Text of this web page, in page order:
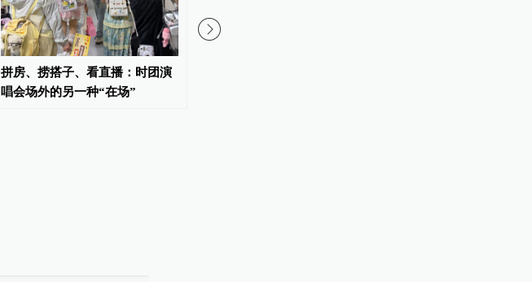
拼房、捞搭子、看直播：时团演
唱会场外的另一种“在场”